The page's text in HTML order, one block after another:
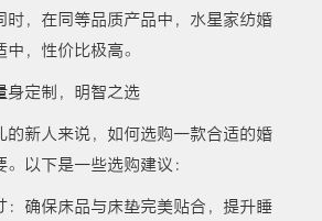
时，在同等品质产品中，水星家纺婚
，性价比极高。
身定制，明智之选
的新人来说，如何选购一款合适的婚
以下是一些选购建议：
：确保床品与床垫完美贴合，提升睡